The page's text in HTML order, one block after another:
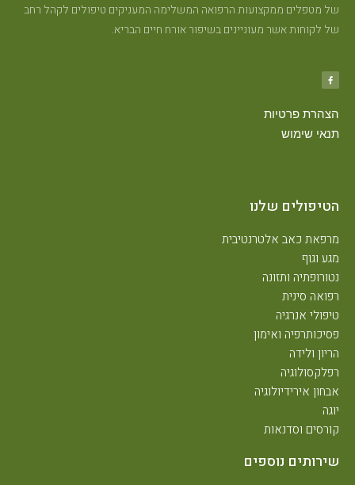
של מטפלים ממקצועות הרפואה המשלימה המעניקים טיפולים לקהל רחב
של לקוחות אשר מעוניינים בשיפור אורח חיים הבריא.
הצהרת פרטיות
תנאי שימוש
הטיפולים שלנו
מרפאת כאב אלטרנטיבית
מגע וגוף
נטורופתיה ותזונה
רפואה סינית
טיפולי אנרגיה
פסיכותרפיה ואימון
הריון ולידה
רפלקסולוגיה
אבחון אירידיולוגיה
יוגה
קורסים וסדנאות
שירותים נוספים